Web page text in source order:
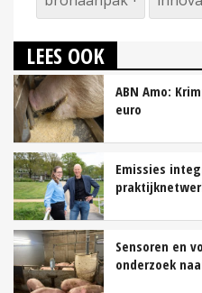
LEES OOK
ABN Amo:
euro
Emissies
Sensoren en
onderzoek